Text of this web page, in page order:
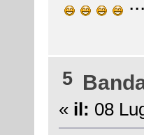
5
« il: 08